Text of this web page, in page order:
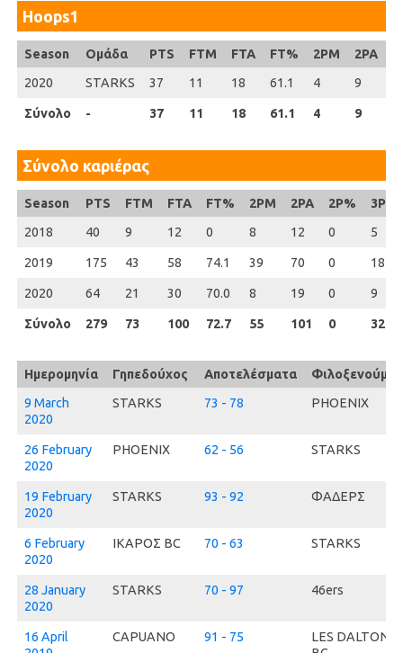
Hoops1
Season
2020
Σύνολο
Season Ομάδα PTS FTM FTA FT% 2PM 2PA
2020
STARKS 37 11 18 61.1 4 9
Σύνολο - 37 11 18 61.1 4 9
Σύνολο καριέρας
Season
2018
2019
2020
Σύνολο
Season PTS FTM FTA FT% 2PM 2PA 2P%
3PM
2018
40 9 12 0 8 12 0 5
2019 175 43 58 74.1 39 70 0 18
2020 64 21 30 70.0 8 19 0 9
Σύνολο 279 73 100 72.7 55 101 0 32
Ημερομηνία Γηπεδούχος Αποτελέσματα
9 March
2020
STARKS 73 - 78 PHOENIX
26 February
2020
PHOENIX 62 - 56 STARKS
19 February
2020
STARKS 93 - 92 ΦΑΔΕΡΣ
6 February
2020
ΙΚΑΡΟΣ BC 70 - 63 STARKS
28 January
2020
STARKS 70 - 97 46ers
16 April
CAPUANO 91 - 75
LES DALTONS